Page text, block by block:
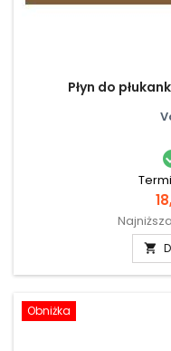
Płyn do

Obniżka